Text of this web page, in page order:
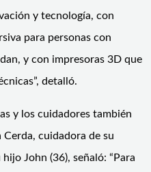
y tecnología, con
para personas con
y con impresoras 3D que
detalló.
y los cuidadores también
cuidadora de su
John (36), señaló: “Para